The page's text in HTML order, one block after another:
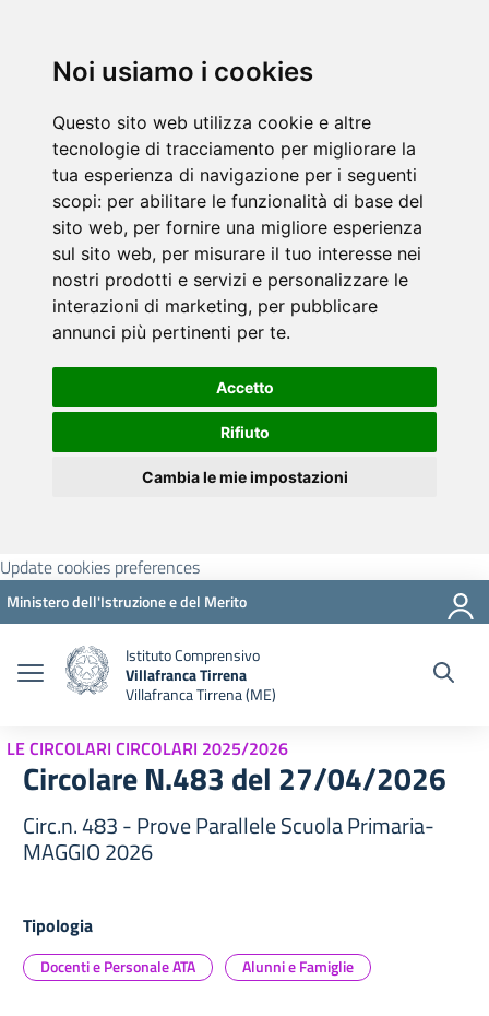
Noi usiamo i cookies
Questo sito web utilizza cookie e altre
tecnologie di tracciamento per migliorare la
tua esperienza di navigazione per i seguenti
scopi: per abilitare le funzionalità di base del
sito web, per fornire una migliore esperienza
sul sito web, per misurare il tuo interesse nei
nostri prodotti e servizi e personalizzare le
interazioni di marketing, per pubblicare
annunci più pertinenti per te.
Accetto
Rifiuto
Cambia le mie impostazioni
Update cookies preferences
Ministero dell'Istruzione e del Merito
Istituto Comprensivo
Villafranca Tirrena
Villafranca Tirrena (ME)
LE CIRCOLARI CIRCOLARI 2025/2026
Circolare N.483 del 27/04/2026
Circ.n. 483 - Prove Parallele Scuola Primaria-
MAGGIO 2026
Tipologia
Docenti e Personale ATA Alunni e Famiglie